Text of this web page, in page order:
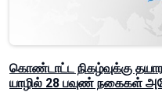
கொண்டாட்ட நிகழ்வுக்கு
யாழில் 28 பவுண் நகைகள்